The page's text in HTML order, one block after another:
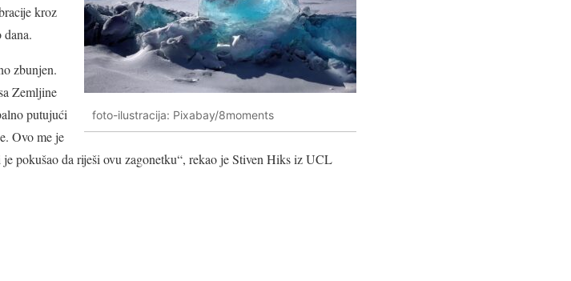
foto-ilustracija: Pixabay/8moments
kroz
zbunjen.
Zemljine
putujući
Ovo me je
pokušao da riješi ovu zagonetku“, rekao je Stiven Hiks iz UCL